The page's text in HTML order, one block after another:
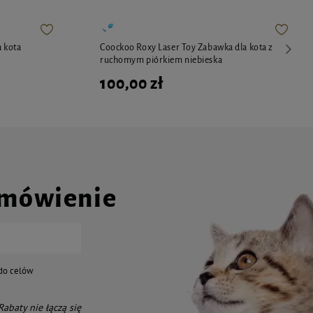
kota
Coockoo Roxy Laser Toy Zabawka dla kota z
ruchomym piórkiem niebieska
100,00 zł
celów
nie łączą się